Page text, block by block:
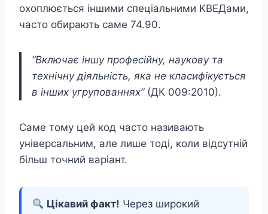
охоплюється іншими спеціальними КВЕДами,
часто обирають саме 74.90.
“Включає іншу професійну, наукову та
технічну діяльність, яка не класифікується
в інших угрупованнях”(ДК 009:2010).
Саме тому цей код часто називають
універсальним, але лише тоді, коли відсутній
більш точний варіант.
Цікавий факт! Через широкий